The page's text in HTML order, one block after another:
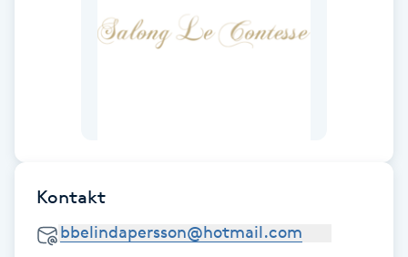
Fransförlängning Volym
Frekvensterapi
Friskvård
Kontakt